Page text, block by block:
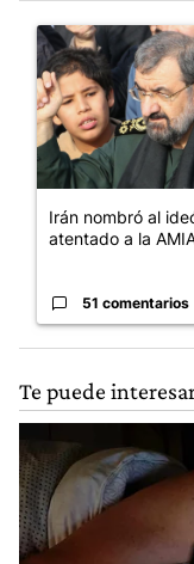
Un artículo de
Irán nombró al
atentado a la
51 comentarios